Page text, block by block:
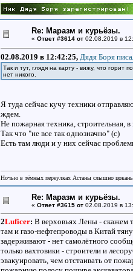
Re: Маразм и курьёзы.
« Ответ #3614 от02.08.2019 в
02.08.2019 в 12:42:25, Дядя Боря
Так и тут, глядя на карту - вижу, что
нет никого.
Я туда сейчас кучу техники
ждем.
Не пожарная техника, строительная,
Так что "не все так однозначно" (с)
Есть там люди и у них сейчас
Ночью в тёмных переулках Астаны слышно
Re: Маразм и курьёзы.
« Ответ #3615 от02.08.2019 в
2Luficer: В верховьях Лены - скажем
там и газо-нефтепроводы в Китай
задерживают - нет самолётного
только вахтовики - строители и
эвакуировать, чем отстаивать от